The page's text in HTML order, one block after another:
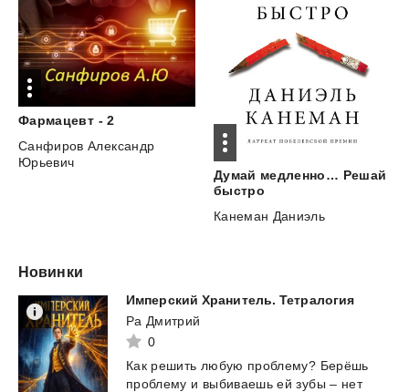
Фармацевт - 2
Санфиров Александр
Юрьевич
Думай медленно… Решай
быстро
Канеман Даниэль
Новинки
Имперский Хранитель. Тетралогия
Ра Дмитрий
0
Как решить любую проблему? Берёшь
проблему и выбиваешь ей зубы – нет